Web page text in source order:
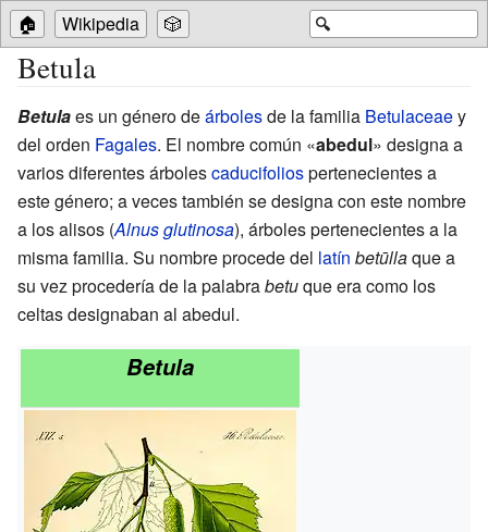
🔍
🏠 Wikipedia 🎲
Betula
Betulaes un género deárbolesde la familia Betulaceaey
del orden Fagales. El nombre común «abedul» designa a
varios diferentes árbolescaducifoliospertenecientes a
este género; a veces también se designa con este nombre
a los alisos (Alnus glutinosa), árboles pertenecientes a la
misma familia. Su nombre procede del latín betūllaque a
su vez procedería de la palabrabetuque era como los
celtas designaban al abedul.
Betula